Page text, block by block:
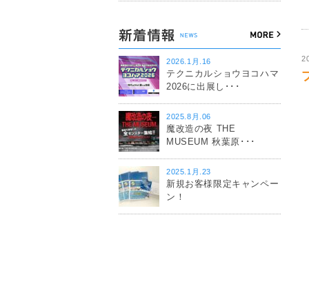
2026.1月.16
テクニカルショウヨコハマ
2026に出展し･･･
2025.8月.06
魔改造の夜 THE
MUSEUM 秋葉原･･･
2025.1月.23
新規お客様限定キャンペー
ン！